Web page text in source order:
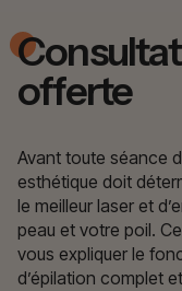
offerte
Avant toute séance
esthétique doit
le meilleur laser et
peau et votre poil.
vous expliquer le
d’épilation complet